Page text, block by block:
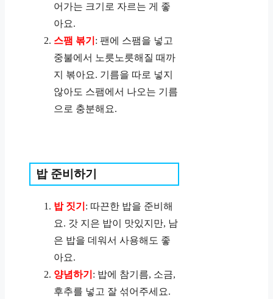
어가는 크기로 자르는 게 좋
아요.
스팸 볶기 : 팬에 스팸을 넣고
중불에서 노릇노릇해질 때까
지 볶아요. 기름을 따로 넣지
않아도 스팸에서 나오는 기름
으로 충분해요.
밥 준비하기
밥 짓기 : 따끈한 밥을 준비해
요. 갓 지은 밥이 맛있지만, 남
은 밥을 데워서 사용해도 좋
아요.
양념하기 : 밥에 참기름, 소금,
후추를 넣고 잘 섞어주세요.